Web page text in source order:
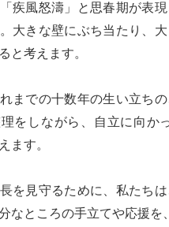
疾風怒濤」と思春期が表
大きな壁にぶち当たり、
と考えます。
までの十数年の生い立ち
をしながら、自立に向か
ます。
を見守るために、私たち
なところの手立てや応援を